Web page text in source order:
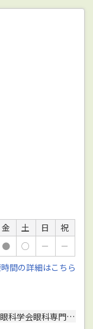
金 土 日
祝
● ○ －
－
間の詳細はこちら
科学会眼科専門医